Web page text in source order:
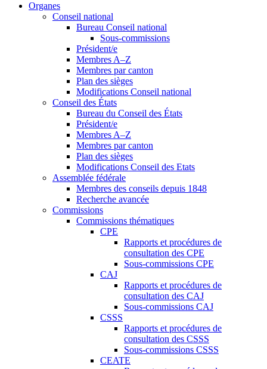
Organes
Conseil national
Bureau Conseil national
Sous-commissions
Président/e
Membres A–Z
Membres par canton
Plan des sièges
Modifications Conseil national
Conseil des États
Bureau du Conseil des États
Président/e
Membres A–Z
Membres par canton
Plan des sièges
Modifications Conseil des Etats
Assemblée fédérale
Membres des conseils depuis 1848
Recherche avancée
Commissions
Commissions thématiques
CPE
Rapports et procédures de
consultation des CPE
Sous-commissions CPE
CAJ
Rapports et procédures de
consultation des CAJ
Sous-commissions CAJ
CSSS
Rapports et procédures de
consultation des CSSS
Sous-commissions CSSS
CEATE